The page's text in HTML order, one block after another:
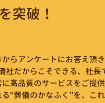
を突破！
らアンケートにお答え頂
社だからこそできる、社長
高品質のサービスをご提
“葬儀のかなふく”を、こ